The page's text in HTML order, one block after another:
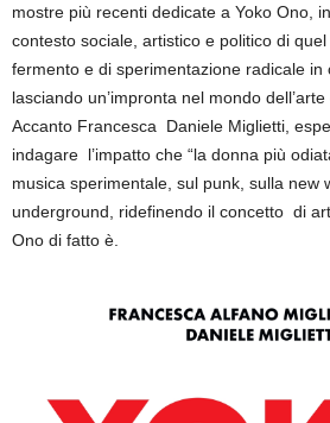
mostre più recenti dedicate a Yoko Ono,
contesto sociale, artistico e politico di
fermento e di sperimentazione radicale in
lasciando un’impronta nel mondo
Accanto Francesca Daniele Miglietti,
indagare l’impatto che “la donna più
musica sperimentale, sul punk, sulla new
underground, ridefinendo il concetto di
Ono di fatto è.